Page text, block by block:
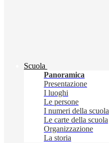
Scuola
Panoramica
Presentazione
I luoghi
Le persone
I numeri della scuola
Le carte della scuola
Organizzazione
La storia